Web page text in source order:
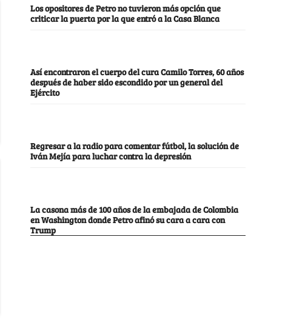
Los opositores de Petro no tuvieron más opción que
criticar la puerta por la que entró a la Casa Blanca
Así encontraron el cuerpo del cura Camilo Torres, 60 años
después de haber sido escondido por un general del
Ejército
Regresar a la radio para comentar fútbol, la solución de
Iván Mejía para luchar contra la depresión
La casona más de 100 años de la embajada de Colombia
en Washington donde Petro afinó su cara a cara con
Trump